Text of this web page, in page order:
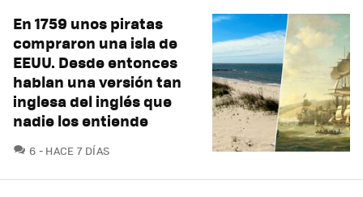
En 1759 unos piratas
compraron una isla de
EEUU. Desde entonces
hablan una versión tan
inglesa del inglés que
nadie los entiende
6 COMENTARIOS
HACE 7 DÍAS